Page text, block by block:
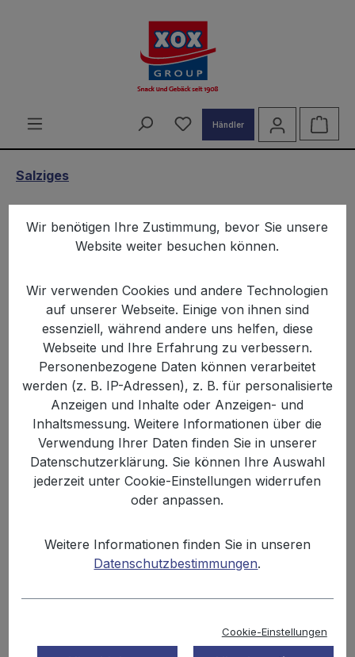
Du hast 0 Produkte auf
Händler
Salziges
XOX Salz Brezel 175g - Palette
Bildergalerie überspringen
1.299,00 €
Preise inkl. MwSt. zzgl. Versandkosten
Wir benötigen Ihre Zustimmung, bevor Sie unsere
Website weiter besuchen können.
Wir verwenden Cookies und andere Technologien
auf unserer Webseite. Einige von ihnen sind
essenziell, während andere uns helfen, diese
Webseite und Ihre Erfahrung zu verbessern.
Personenbezogene Daten können verarbeitet
werden (z. B. IP-Adressen), z. B. für personalisierte
Anzeigen und Inhalte oder Anzeigen- und
Inhaltsmessung. Weitere Informationen über die
Verwendung Ihrer Daten finden Sie in unserer
Datenschutzerklärung. Sie können Ihre Auswahl
jederzeit unter Cookie-Einstellungen widerrufen
oder anpassen.
Weitere Informationen finden Sie in unseren
Datenschutzbestimmungen.
Cookie-Einstellungen